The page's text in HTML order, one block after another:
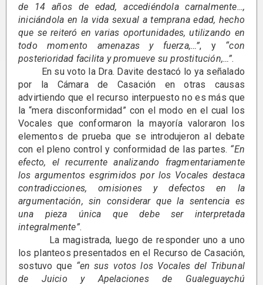
de 14 años de edad, accediéndola carnalmente…,
iniciándola en la vida sexual a temprana edad, hecho
que se reiteró en varias oportunidades, utilizando en
todo momento amenazas y fuerza,…”, y “con
posterioridad facilita y promueve su prostitución,…”.
En su voto la Dra. Davite destacó lo ya señalado
por la Cámara de Casación en otras causas
advirtiendo que el recurso interpuesto no es más que
la “mera disconformidad” con el modo en el cual los
Vocales que conformaron la mayoría valoraron los
elementos de prueba que se introdujeron al debate
con el pleno control y conformidad de las partes. “En
efecto, el recurrente analizando fragmentariamente
los argumentos esgrimidos por los Vocales destaca
contradicciones, omisiones y defectos en la
argumentación, sin considerar que la sentencia es
una pieza única que debe ser interpretada
integralmente”.
La magistrada, luego de responder uno a uno
los planteos presentados en el Recurso de Casación,
sostuvo que “en sus votos los Vocales del Tribunal
de Juicio y Apelaciones de Gualeguaychú